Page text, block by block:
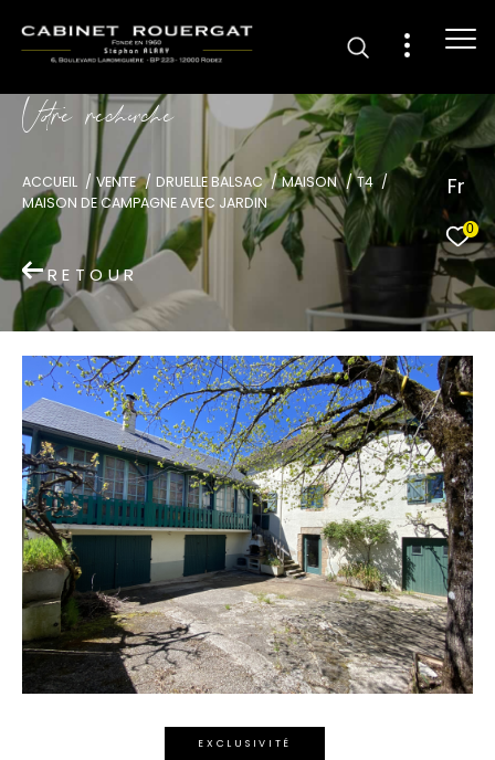
Fr
0
Vore recece
ACCUEIL VENTE DRUELLE BALSAC MAISON
T4
MAISON DE CAMPAGNE AVEC JARDIN
RETOUR
EXCLUSIVITÉ